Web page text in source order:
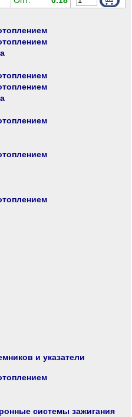
и указатели
системы зажигания